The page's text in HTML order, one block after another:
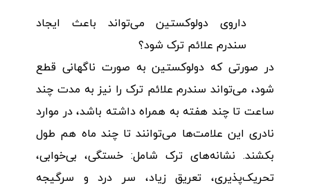
داروی دولوکستین می‌تواند باعث ایجاد
سندرم علائم ترک شود؟
در صورتی که دولوکستین به صورت ناگهانی قطع
شود، می‌تواند سندرم علائم ترک را نیز به مدت چند
ساعت تا چند هفته به همراه داشته باشد، در موارد
نادری این علامت‌ها می‌توانند تا چند ماه هم طول
بکشند. نشانه‌های ترک شامل: خستگی، بی‌خوابی،
تحریک‌پذیری، تعریق زیاد، سر درد و سرگیجه